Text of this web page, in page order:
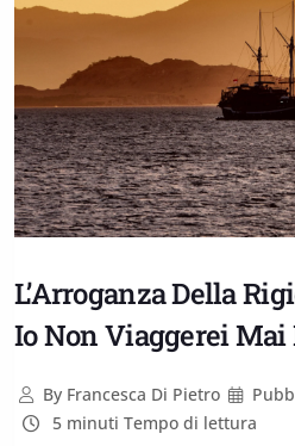
L’Arroganza Della
Io Non Viaggerei Mai
ByFrancesca Di Pietro
5 minuti Tempo di lettura